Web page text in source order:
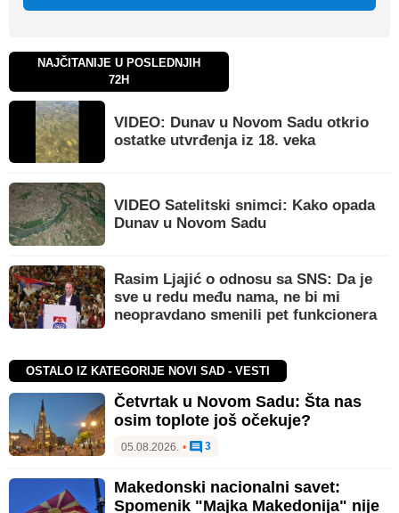
NAJČITANIJE U POSLEDNJIH
72H
VIDEO: Dunav u Novom Sadu otkrio
ostatke utvrđenja iz 18. veka
VIDEO Satelitski snimci: Kako opada
Dunav u Novom Sadu
Rasim Ljajić o odnosu sa SNS: Da je
sve u redu među nama, ne bi mi
neopravdano smenili pet funkcionera
OSTALO IZ KATEGORIJE NOVI SAD - VESTI
Četvrtak u Novom Sadu: Šta nas
osim toplote još očekuje?
05.08.2026. • 3
Makedonski nacionalni savet:
Spomenik "Majka Makedonija" nije